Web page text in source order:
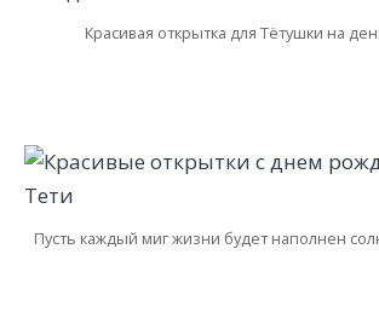
Красивая открытка для Тётушки на
Пусть каждый миг жизни будет наполнен